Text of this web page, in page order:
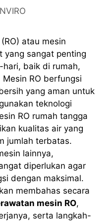
atau mesin
yang sangat penting
baik di rumah,
RO berfungsi
yang aman untuk
teknologi
RO rumah tangga
kualitas air yang
jumlah terbatas.
lainnya,
diperlukan agar
dengan maksimal.
membahas secara
mesin RO,
serta langkah-